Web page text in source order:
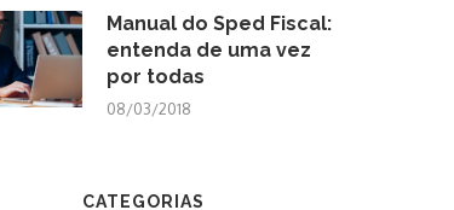
Manual do Sped Fiscal:
entenda de uma vez
por todas
08/03/2018
CATEGORIAS